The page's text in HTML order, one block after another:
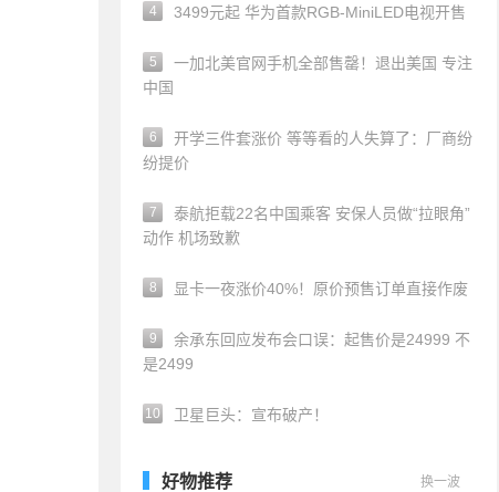
4 3499元起 华为首款RGB-MiniLED电视开售
5
一加北美官网手机全部售罄！退出美国 专注
中国
6
开学三件套涨价 等等看的人失算了：厂商纷
纷提价
7
泰航拒载22名中国乘客 安保人员做“拉眼角”
动作 机场致歉
8 显卡一夜涨价40%！原价预售订单直接作废
9
余承东回应发布会口误：起售价是24999 不
是2499
10 卫星巨头：宣布破产！
好物推荐 换一波